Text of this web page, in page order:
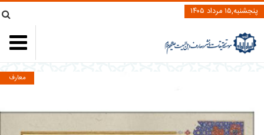
پنجشنبه,۱۵ مرداد ۱۴۰۵
معارف